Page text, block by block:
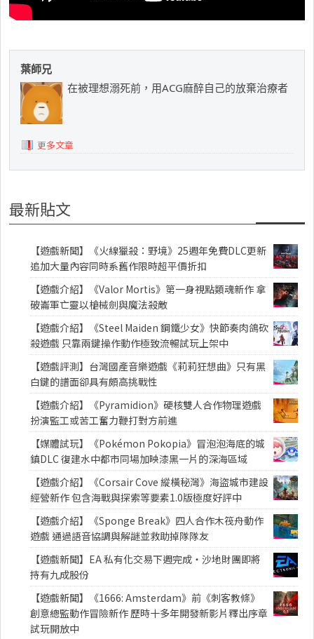
葉師兄
在被理想溺死前，用ACG麻醉自己的放棄治療者
更多文章
最新貼文
【遊戲新聞】《火線獵殺：野境》25週年免費DLC更新
追加大量內容同時系舊作限時超平價折扣
【遊戲介紹】《Valor Mortis》第一身視點類魂新作 拿
破崙軍亡靈以槍械劍與魔法殺敵
【遊戲介紹】《Steel Maiden 鋼鐵少女》快節奏肉鴿砍
殺遊戲 只靠兩鍵操作動作極致流暢試玩上架中
【遊戲評測】台灣國產音樂遊戲《莉莉狂想曲》只有黑
白鍵的譜面卻具有頗高挑戰性
【遊戲介紹】《Pyramidion》硬核雙人合作物理遊戲
扮演監工或苦工奮力鞭打對方前進
【媒體試玩】《Pokémon Pokopia》冒泡泡海底的城
鎮DLC 復建水中都市同場加映漆黑一片的深海區域
【遊戲介紹】《Corsair Cove 縱橫秘灣》海盜城市建設
經營新作 包含海戰與探索等要素1.0版極度好評中
【遊戲介紹】《Sponge Break》四人合作木筏舟動作
遊戲 通過語音協調與解謎並救助掉隊隊友
【遊戲新聞】EA 私有化交易下週完成・沙地財團即將
持有九成股份
【遊戲新聞】《1666: Amsterdam》前《刺客教條》
創意總監動作冒險新作 歷時十多年開發新影片釋出序章
試玩開放中